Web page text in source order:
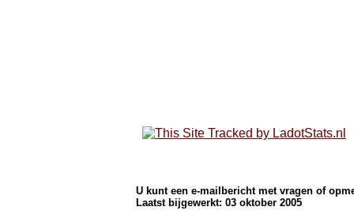
U kunt een e-mailbericht met vragen of
Laatst bijgewerkt: 03 oktober 2005